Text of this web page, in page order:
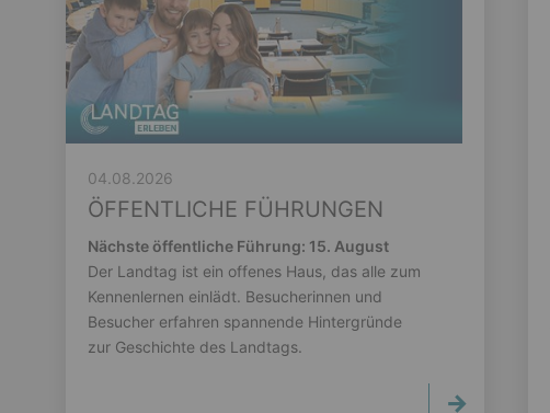
04.08.2026
ÖFFENTLICHE FÜHRUNGEN
Nächste öffentliche Führung: 15. August
Der Landtag ist ein offenes Haus, das alle zum
Kennenlernen einlädt. Besucherinnen und
Besucher erfahren spannende Hintergründe
zur Geschichte des Landtags.